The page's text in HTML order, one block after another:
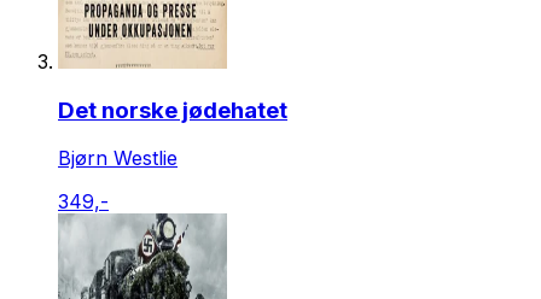
Det norske jødehatet
Bjørn Westlie
349,-